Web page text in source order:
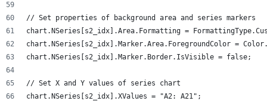
// Set properties of background area and series markers
chart.NSeries[s2_idx].Area.Formatting =
chart.NSeries[s2_idx].Marker.Area.ForegroundColor =
chart.NSeries[s2_idx].Marker.Border.IsVisible = false;
// Set X and Y values of series chart
chart.NSeries[s2_idx].XValues = "A2: A21";